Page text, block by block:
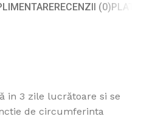
RECENZII (0)
in 3 zile lucrătoare si se
de circumferinta